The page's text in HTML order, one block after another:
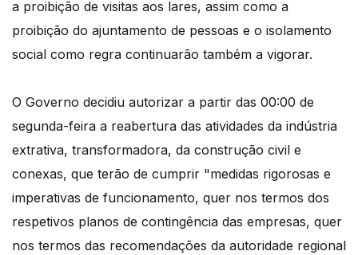
a proibição de visitas aos lares, assim como a
proibição do ajuntamento de pessoas e o isolamento
social como regra continuarão também a vigorar.
O Governo decidiu autorizar a partir das 00:00 de
segunda-feira a reabertura das atividades da indústria
extrativa, transformadora, da construção civil e
conexas, que terão de cumprir "medidas rigorosas e
imperativas de funcionamento, quer nos termos dos
respetivos planos de contingência das empresas, quer
nos termos das recomendações da autoridade regional